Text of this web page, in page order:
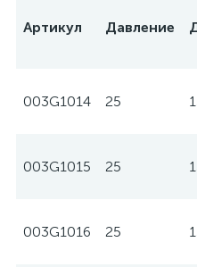
Артикул Давление
003G1014 25
003G1015 25
003G1016 25